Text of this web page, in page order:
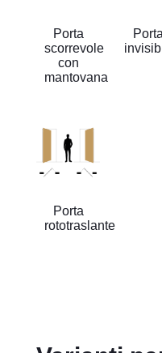
Porta
scorrevole
con
mantovana
Porta
Porta
rototraslante